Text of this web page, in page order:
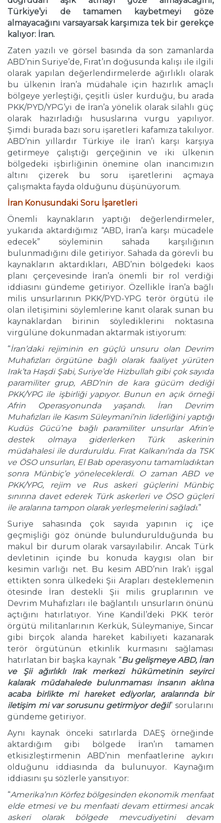
Türkiye’yi de tamamen kaybetmeyi göze
almayacağını varsayarsak karşımıza tek bir gerekçe
kalıyor: İran.
Zaten yazılı ve görsel basında da son zamanlarda
ABD’nin Suriye’de, Fırat’ın doğusunda kalışı ile ilgili
olarak yapılan değerlendirmelerde ağırlıklı olarak
bu ülkenin İran’a müdahale için hazırlık amaçlı
bölgeye yerleştiği, çeşitli üsler kurduğu, bu arada
PKK/PYD/YPG’yi de İran’a yönelik olarak silahlı güç
olarak hazırladığı hususlarına vurgu yapılıyor.
Şimdi burada bazı soru işaretleri kafamıza takılıyor.
ABD’nin yıllardır Türkiye ile İran’ı karşı karşıya
getirmeye çalıştığı gerçeğinin ve iki ülkenin
bölgedeki işbirliğinin önemine olan inancımızın
altını çizerek bu soru işaretlerini açmaya
çalışmakta fayda olduğunu düşünüyorum.
İran Konusundaki Soru İşaretleri
Önemli kaynakların yaptığı değerlendirmeler,
yukarıda aktardığımız “ABD, İran’a karşı mücadele
edecek” söyleminin sahada karşılığının
bulunmadığını dile getiriyor. Sahada da görevli bu
kaynakların aktardıkları, ABD’nin bölgedeki kaos
planı çerçevesinde İran’a önemli bir rol verdiği
iddiasını gündeme getiriyor. Özellikle İran’a bağlı
milis unsurlarının PKK/PYD-YPG terör örgütü ile
olan iletişimini söylemlerine kanıt olarak sunan bu
kaynaklardan birinin söylediklerini noktasına
virgülüne dokunmadan aktarmak istiyorum:
“İran’daki rejiminin en güçlü unsuru olan Devrim
Muhafızları örgütüne bağlı olarak faaliyet yürüten
Irak’ta Haşdi Şabi, Suriye’de Hizbullah gibi çok sayıda
paramiliter grup, ABD’nin de kara gücüm dediği
PKK/YPG ile işbirliği yapıyor. Bunun en açık örneği
Afrin Operasyonunda yaşandı. İran Devrim
Muhafızları ile Kasım Süleymani’nin liderliğini yaptığı
Kudüs Gücü’ne bağlı paramiliter unsurlar Afrin’e
destek olmaya giderlerken Türk askerinin
müdahalesi ile durduruldu. Fırat Kalkanı’nda da TSK
ve ÖSO unsurları, El Bab operasyonu tamamladıktan
sonra Münbiç’e yöneleceklerdi. O zaman ABD ve
PKK/YPG, rejim ve Rus askeri güçlerini Münbiç
sınırına davet ederek Türk askerleri ve ÖSO güçleri
ile aralarına tampon olarak yerleşmelerini sağladı.”
Suriye sahasında çok sayıda yapının iç içe
geçmişliği göz önünde bulundurulduğunda bu
makul bir durum olarak varsayılabilir. Ancak Türk
devletinin içinde bu konuda kaygısı olan bir
kesimin varlığı net. Bu kesim ABD’nin Irak’ı işgal
ettikten sonra ülkedeki Şii Arapları desteklemenin
ötesinde İran destekli Şii milis gruplarının ve
Devrim Muhafızları ile bağlantılı unsurların önünü
açtığını hatırlatıyor. Yine Kandil’deki PKK terör
örgütü militanlarının Kerkük, Süleymaniye, Sincar
gibi birçok alanda hareket kabiliyeti kazanarak
terör örgütünün etkinlik kurmasını sağlaması
hatırlatan bir başka kaynak “Bu gelişmeye ABD, İran
ve Şii ağırlıklı Irak merkezi hükümetinin seyirci
kalarak müdahalede bulunmaması insanın aklına
acaba birlikte mi hareket ediyorlar, aralarında bir
iletişim mi var sorusunu getirmiyor değil” sorularını
gündeme getiriyor.
Aynı kaynak önceki satırlarda DAEŞ örneğinde
aktardığım gibi bölgede İran’ın tamamen
etkisizleştirmenin ABD’nin menfaatlerine aykırı
olduğunu iddiasında da bulunuyor. Kaynağım
iddiasını şu sözlerle yansıtıyor:
“Amerika’nın Körfez bölgesinden ekonomik menfaat
elde etmesi ve bu menfaati devam ettirmesi ancak
askeri olarak bölgede mevcudiyetini devam